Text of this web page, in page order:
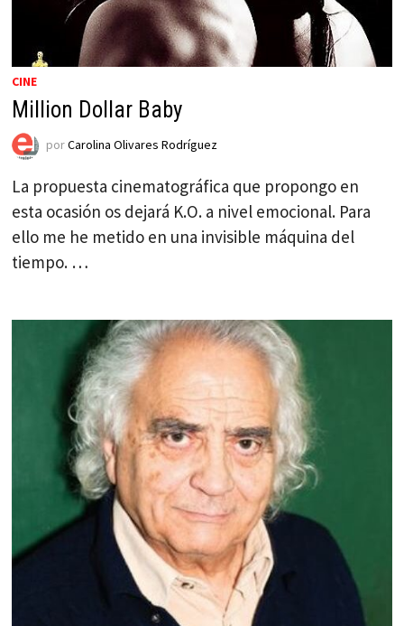
CINE
Million Dollar Baby
porCarolina Olivares Rodríguez
La propuesta cinematográfica que propongo en
esta ocasión os dejará K.O. a nivel emocional. Para
ello me he metido en una invisible máquina del
tiempo. …